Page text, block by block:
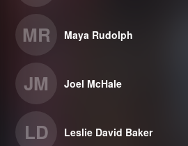
MR Maya Rudolph
JM Joel McHale
LD Leslie David Baker